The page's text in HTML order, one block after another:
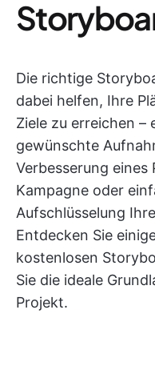
Die richtige
dabei helfen, Ihre
Ziele zu erreichen –
gewünschte
Verbesserung
Kampagne oder
Aufschlüsselung
Entdecken Sie
kostenlosen
Sie die ideale
Projekt.